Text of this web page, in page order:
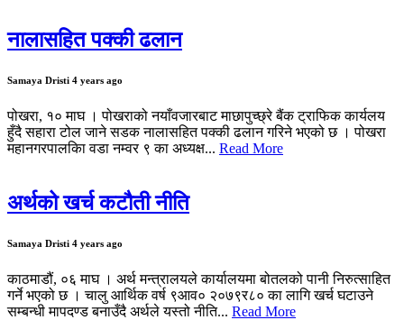
नालासहित पक्की ढलान
Samaya Dristi 4 years ago
पोखरा, १० माघ । पोखराको नयाँवजारबाट माछापुच्छ्रे बैंक ट्राफिक कार्यलय
हुँदै सहारा टोल जाने सडक नालासहित पक्की ढलान गरिने भएको छ । पोखरा
महानगरपालकिा वडा नम्वर ९ का अध्यक्ष... Read More
अर्थको खर्च कटौती नीति
Samaya Dristi 4 years ago
काठमाडौं, ०६ माघ । अर्थ मन्त्रालयले कार्यालयमा बोतलको पानी निरुत्साहित
गर्ने भएको छ । चालु आर्थिक वर्ष ९आव० २०७९र८० का लागि खर्च घटाउने
सम्बन्धी मापदण्ड बनाउँदै अर्थले यस्तो नीति... Read More